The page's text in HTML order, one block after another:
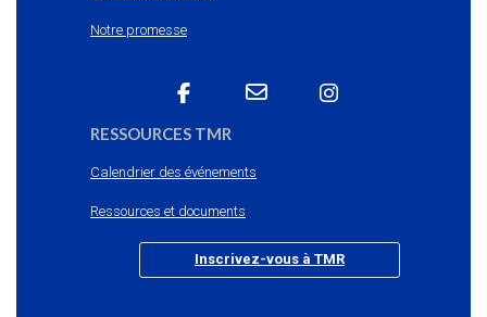
Notre promesse
RESSOURCES TMR
Calendrier des événements
Ressources et documents
Inscrivez-vous à TMR